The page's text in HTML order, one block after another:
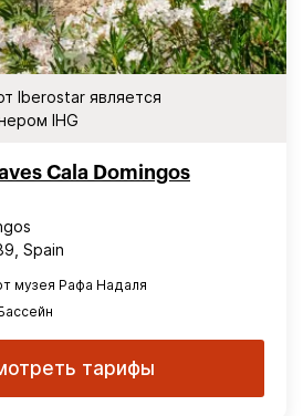
Iberostar является
IHG
Cala Domingos
Spain
музея Рафа Надаля
тарифы